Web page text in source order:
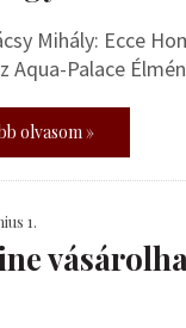
Mihály: Ecce
Aqua-Palace
olvasom »
1.